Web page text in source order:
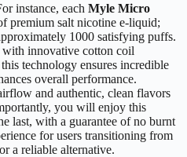
instance, each Myle Micro
premium salt nicotine e-liquid;
1000 satisfying puffs.
innovative cotton coil
technology ensures incredible
overall performance.
and authentic, clean flavors
you will enjoy this
last, with a guarantee of no burnt
for users transitioning from
a reliable alternative.